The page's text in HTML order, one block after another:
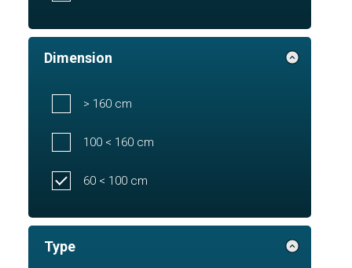
Dimension
> 160 cm
100 < 160 cm
60 < 100 cm
Type